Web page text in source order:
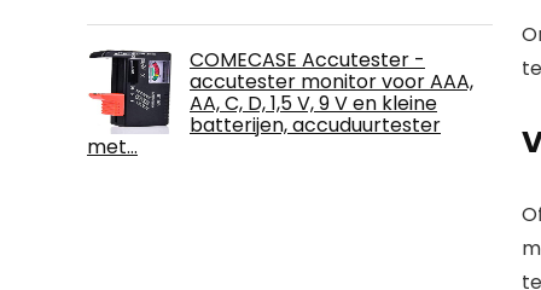
COMECASE Accutester -
accutester monitor voor AAA,
AA, C, D, 1,5 V, 9 V en kleine
batterijen, accuduurtester
met…